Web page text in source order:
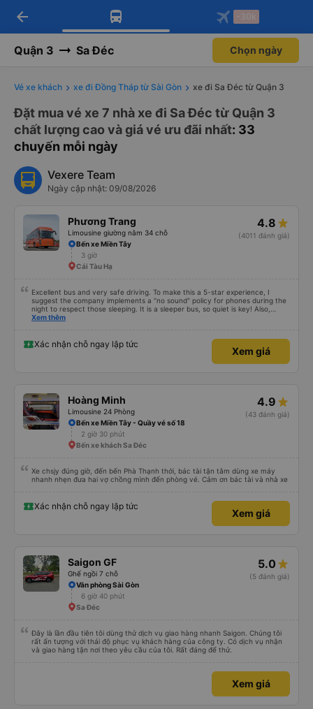
Tải app Vexere ngay!
Nhận ưu đãi thành viên độc
Mở app
Tải app Vexere
-30k/ghế khi đặt vé máy bay qua
Mở app
arrow_back -30k
Quận 3 Sa Đéc Chọn ngày
Vé xe khách xe đi Đồng Tháp từ Sài Gòn xe đi Sa Đéc từ Quận 3
Đặt mua vé xe 7 nhà xe đi Sa Đéc từ Quận 3
chất lượng cao và giá vé ưu đãi nhất: 33
chuyến mỗi ngày
Vexere Team
Ngày cập nhật: 09/08/2026
Phương Trang
Limousine giường nằm 34 chỗ
4.8
(4011 đánh giá)
Bến xe Miền Tây
3 giờ
Cái Tàu Hạ
Excellent bus and very safe driving. To make this a 5-star experience, I
suggest the company implements a "no sound" policy for phones during the
night to respect those sleeping. It is a sleeper bus, so quiet is key! Also,
please display the Wi-Fi password clearly inside the cabin for convenience. I
quy định rõ ràng về việc giữ im lặng (tắt âm thanh điện thoại) vào ban đêm
để tránh làm phiền hành khách khác ngủ. Ngoài ra, nhà xe nên dán sẵn mật
khẩu Wi-Fi trong xe để hành khách dễ dàng sử dụng. Tôi vẫn sẽ tiếp tục ủng
Xem thêm
Xác nhận chỗ ngay lập tức
Xem giá
Hoàng Minh
Limousine 24 Phòng
4.9
(43 đánh giá)
Bến xe Miền Tây - Quầy vé số 18
2 giờ 30 phút
Bến xe khách Sa Đéc
Xe chsjy đúng giờ, đến bến Phà Thạnh thới, bác tài tận tâm dùng xe máy
nhanh nhẹn đưa hai vợ chồng mình đến phòng vé. Cảm ơn bác tài và nhà xe
Xác nhận chỗ ngay lập tức
Xem giá
Saigon GF
Ghế ngồi 7 chỗ
5.0
(5 đánh giá)
Văn phòng Sài Gòn
6 giờ 40 phút
Sa Đéc
Đây là lần đầu tiên tôi dùng thử dịch vụ giao hàng nhanh Saigon. Chúng tôi
rất ấn tượng với thái độ phục vụ khách hàng của công ty. Có dịch vụ nhận
và giao hàng tận nơi theo yêu cầu của tôi. Rất đáng để thử.
Xem giá